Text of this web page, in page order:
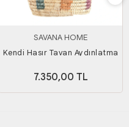
SAVANA HOME
Kendi Hasır Tavan Aydınlatma
7.350,00 TL